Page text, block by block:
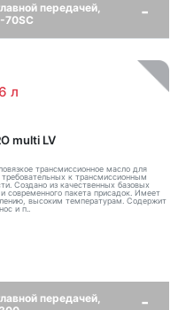
передачей,
70SC
л
multi LV
трансмиссионное масло для
к трансмиссионным
Создано из качественных базовых
современного пакета присадок. Имеет
высоким температурам. Содержит
и п..
передачей,